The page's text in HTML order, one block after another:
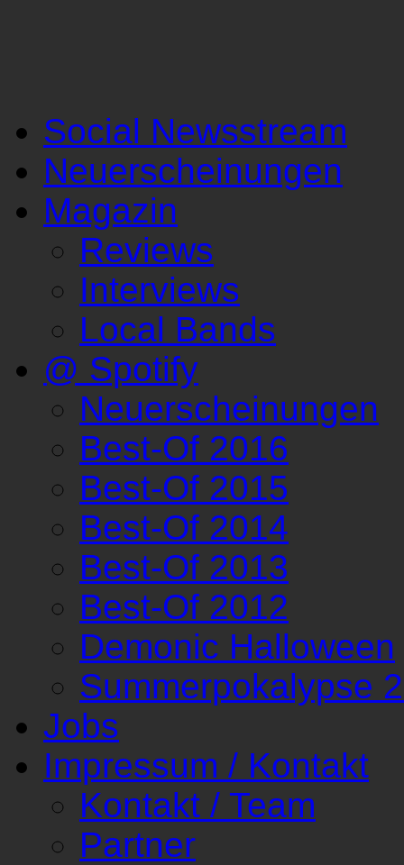
Social Newsstream
Neuerscheinungen
Magazin
Reviews
Interviews
Local Bands
@ Spotify
Neuerscheinungen
Best-Of 2016
Best-Of 2015
Best-Of 2014
Best-Of 2013
Best-Of 2012
Demonic Halloween
Summerpokalypse
Jobs
Impressum / Kontakt
Kontakt / Team
Partner